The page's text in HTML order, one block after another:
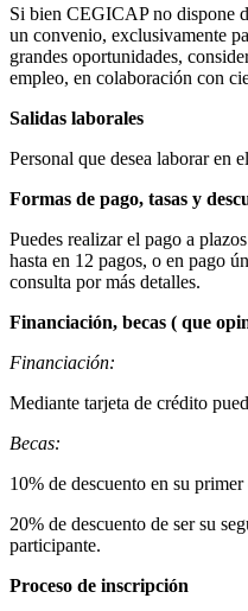
Si bien CEGICAP no dispone
un convenio, exclusivamente
grandes oportunidades,
empleo, en colaboración con
Salidas laborales
Personal que desea laborar en
Formas de pago, tasas y
Puedes realizar el pago a
hasta en 12 pagos, o en pago
consulta por más detalles.
Financiación, becas ( que
Financiación:
Mediante tarjeta de crédito
Becas:
10% de descuento en su primer
20% de descuento de ser su
participante.
Proceso de inscripción